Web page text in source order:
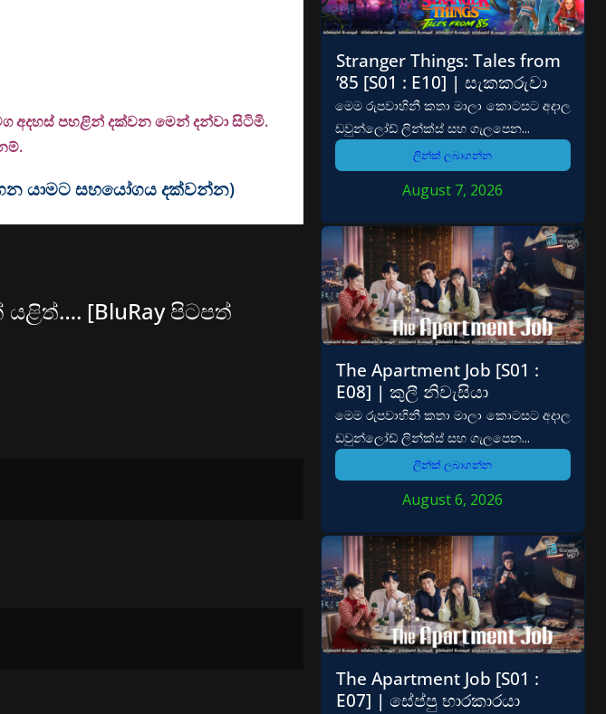
අදහස් පහළින් දක්වන මෙන් දන්වා සිටිමි.
යාමට සහයෝගය දක්වන්න)
[BluRay පිටපත්
Stranger Things: Tales from
’85 [S01 : E10] | සැකකරුවා
මෙම රුපවාහිනී කතා මාලා කොටසට අදාල
ඩවුන්ලෝඩ් ලින්ක්ස් සහ ගැලපෙන...
ලින්ක් ලබාගන්න
August 7, 2026
The Apartment Job [S01 :
E08] | කුලී නිවැසියා
මෙම රුපවාහිනී කතා මාලා කොටසට අදාල
ඩවුන්ලෝඩ් ලින්ක්ස් සහ ගැලපෙන...
ලින්ක් ලබාගන්න
August 6, 2026
The Apartment Job [S01 :
E07] | සේප්පු භාරකාරයා